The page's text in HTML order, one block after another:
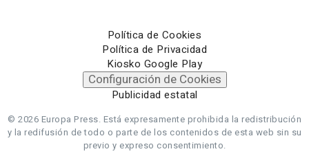
Política de Cookies
Política de Privacidad
Kiosko Google Play
Configuración de Cookies
Publicidad estatal
© 2026 Europa Press. Está expresamente prohibida la redistribución
y la redifusión de todo o parte de los contenidos de esta web sin su
previo y expreso consentimiento.